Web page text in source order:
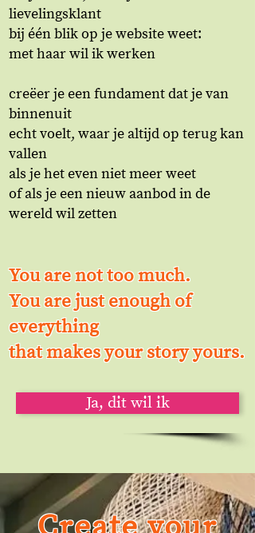
lievelingsklant
bij één blik op je website weet:
met haar wil ik werken
creëer je een fundament dat je van
binnenuit
echt voelt, waar je altijd op terug kan
vallen
als je het even niet meer weet
of als je een nieuw aanbod in de
wereld wil zetten
You are not too much.
You are just enough of
everything
that makes your story yours.
Ja, dit wil ik